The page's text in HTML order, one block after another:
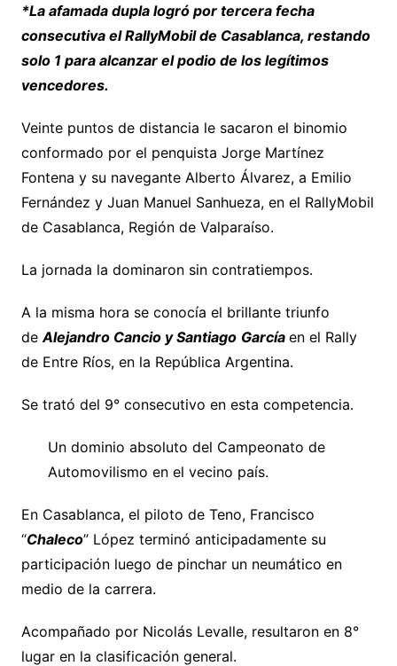
*La afamada dupla logró por tercera fecha
consecutiva el RallyMobil de Casablanca, restando
solo 1 para alcanzar el podio de los legítimos
vencedores.
Veinte puntos de distancia le sacaron el binomio
conformado por el penquista Jorge Martínez
Fontena y su navegante Alberto Álvarez, a Emilio
Fernández y Juan Manuel Sanhueza, en el RallyMobil
de Casablanca, Región de Valparaíso.
La jornada la dominaron sin contratiempos.
A la misma hora se conocía el brillante triunfo
de Alejandro Cancio y Santiago García en el Rally
de Entre Ríos, en la República Argentina.
Se trató del 9° consecutivo en esta competencia.
Un dominio absoluto del Campeonato de
Automovilismo en el vecino país.
En Casablanca, el piloto de Teno, Francisco
“Chaleco” López terminó anticipadamente su
participación luego de pinchar un neumático en
medio de la carrera.
Acompañado por Nicolás Levalle, resultaron en 8°
lugar en la clasificación general.